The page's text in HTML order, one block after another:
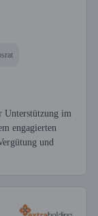
Unterstützung im
engagierten
und